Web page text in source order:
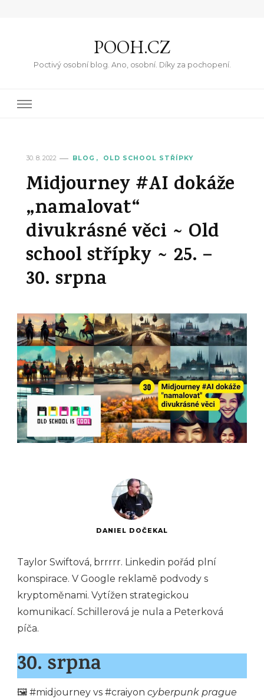
POOH.CZ
Poctivý osobní blog. Ano, osobní. Díky za pochopení.
30. 8. 2022 BLOG OLD SCHOOL STŘÍPKY
Midjourney #AI dokáže
„namalovat“
divukrásné věci ~ Old
school střípky ~ 25. –
30. srpna
DANIEL DOČEKAL
Taylor Swiftová, brrrrr. Linkedin pořád plní
konspirace. V Google reklamě podvody s
kryptoměnami. Vytížen strategickou
komunikací. Schillerová je nula a Peterková
píča.
30. srpna
🖼 #midjourney vs #craiyon cyberpunk prague